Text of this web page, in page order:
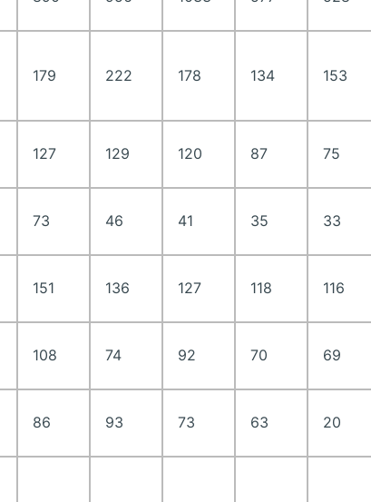
179 222 178 134 153
127 129 120 87 75
73 46 41 35 33
151 136 127 118 116
108 74 92 70 69
86 93 73 63 20